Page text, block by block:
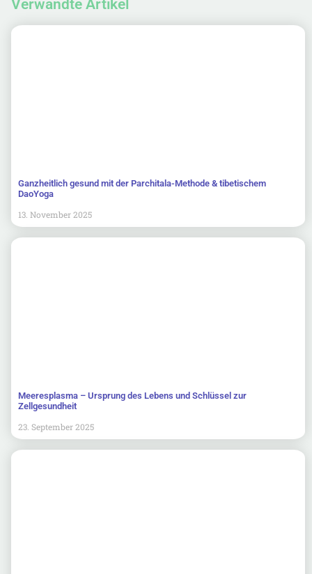
Verwandte Artikel
Ganzheitlich gesund mit der Parchitala-Methode & tibetischem
DaoYoga
13. November 2025
Meeresplasma – Ursprung des Lebens und Schlüssel zur
Zellgesundheit
23. September 2025